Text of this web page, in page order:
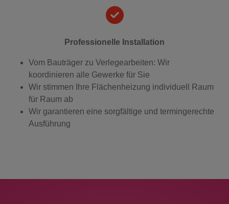
Professionelle Installation
Vom Bauträger zu Verlegearbeiten: Wir
koordinieren alle Gewerke für Sie
Wir stimmen Ihre Flächenheizung individuell Raum
für Raum ab
Wir garantieren eine sorgfältige und termingerechte
Ausführung